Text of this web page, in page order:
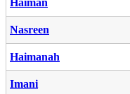
Nasreen
Haimanah
Imani